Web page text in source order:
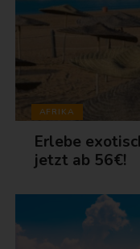
AFRIKA
Erlebe
jetzt ab 56€!